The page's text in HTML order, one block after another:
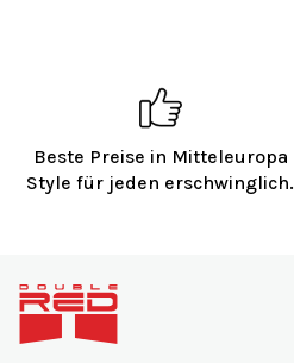
Beste Preise in Mitteleuropa
Style für jeden erschwinglich.